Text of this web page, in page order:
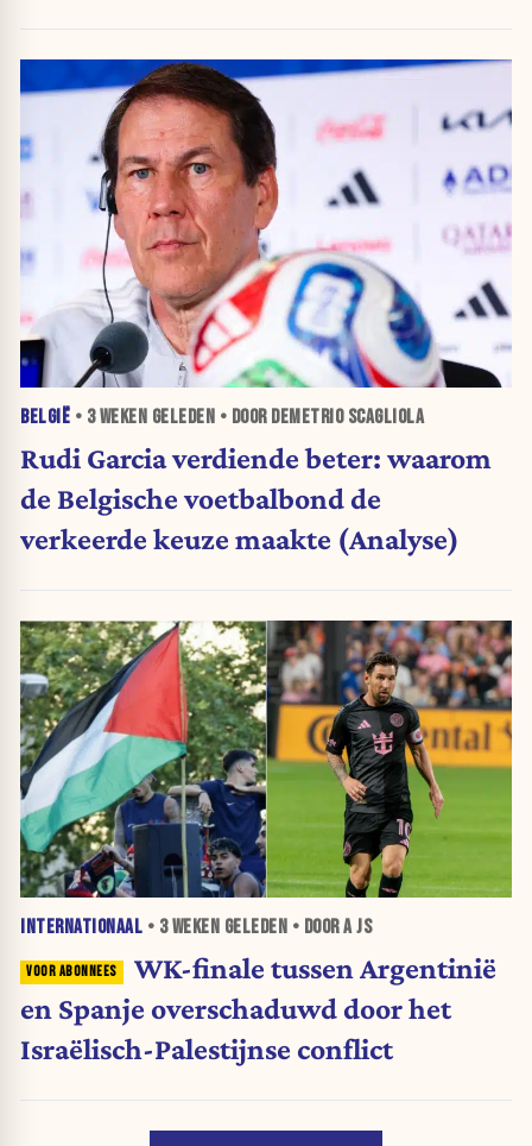
BELGIË • 3 WEKEN GELEDEN • DOOR DEMETRIO SCAGLIOLA
Rudi Garcia verdiende beter: waarom
de Belgische voetbalbond de
verkeerde keuze maakte (Analyse)
INTERNATIONAAL • 3 WEKEN GELEDEN • DOOR A JS
WK-finale tussen Argentinië
en Spanje overschaduwd door het
Israëlisch-Palestijnse conflict